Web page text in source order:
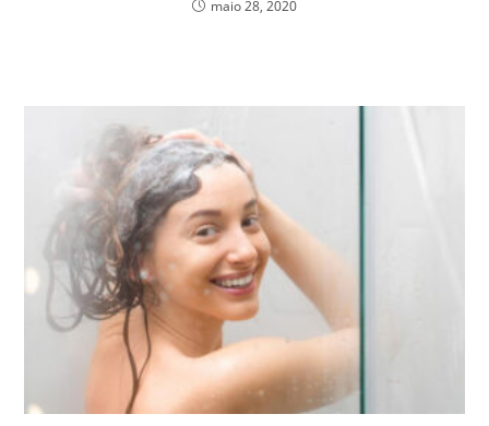
maio 28, 2020